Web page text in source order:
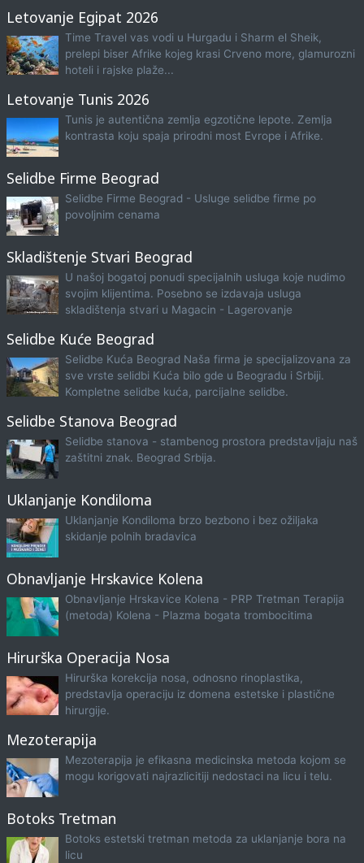
Letovanje Egipat 2026
Time Travel vas vodi u Hurgadu i Sharm el Sheik,
prelepi biser Afrike kojeg krasi Crveno more, glamurozni
hoteli i rajske plaže...
Letovanje Tunis 2026
Tunis je autentična zemlja egzotične lepote. Zemlja
kontrasta koju spaja prirodni most Evrope i Afrike.
Selidbe Firme Beograd
Selidbe Firme Beograd - Usluge selidbe firme po
povoljnim cenama
Skladištenje Stvari Beograd
U našoj bogatoj ponudi specijalnih usluga koje nudimo
svojim klijentima. Posebno se izdavaja usluga
skladištenja stvari u Magacin - Lagerovanje
Selidbe Kuće Beograd
Selidbe Kuća Beograd Naša firma je specijalizovana za
sve vrste selidbi Kuća bilo gde u Beogradu i Srbiji.
Kompletne selidbe kuća, parcijalne selidbe.
Selidbe Stanova Beograd
Selidbe stanova - stambenog prostora predstavljaju naš
zaštitni znak. Beograd Srbija.
Uklanjanje Kondiloma
Uklanjanje Kondiloma brzo bezbono i bez ožiljaka
skidanje polnih bradavica
Obnavljanje Hrskavice Kolena
Obnavljanje Hrskavice Kolena - PRP Tretman Terapija
(metoda) Kolena - Plazma bogata trombocitima
Hirurška Operacija Nosa
Hirurška korekcija nosa, odnosno rinoplastika,
predstavlja operaciju iz domena estetske i plastične
hirurgije.
Mezoterapija
Mezoterapija je efikasna medicinska metoda kojom se
mogu korigovati najrazlicitiji nedostaci na licu i telu.
Botoks Tretman
Botoks estetski tretman metoda za uklanjanje bora na
licu